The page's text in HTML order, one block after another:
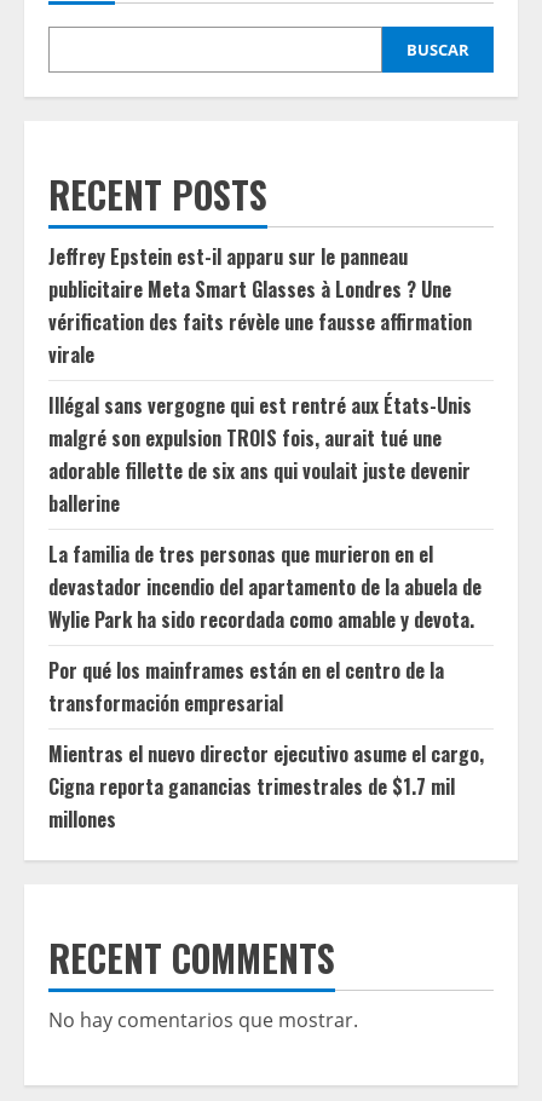
BUSCAR
RECENT POSTS
Jeffrey Epstein est-il apparu sur le panneau
publicitaire Meta Smart Glasses à Londres ? Une
vérification des faits révèle une fausse affirmation
virale
Illégal sans vergogne qui est rentré aux États-Unis
malgré son expulsion TROIS fois, aurait tué une
adorable fillette de six ans qui voulait juste devenir
ballerine
La familia de tres personas que murieron en el
devastador incendio del apartamento de la abuela de
Wylie Park ha sido recordada como amable y devota.
Por qué los mainframes están en el centro de la
transformación empresarial
Mientras el nuevo director ejecutivo asume el cargo,
Cigna reporta ganancias trimestrales de $1.7 mil
millones
RECENT COMMENTS
No hay comentarios que mostrar.